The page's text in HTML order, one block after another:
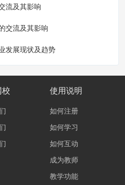
流及其影响
交流及其影响
发展现状及趋势
使用说明
如何注册
如何学习
如何互动
成为教师
教学功能